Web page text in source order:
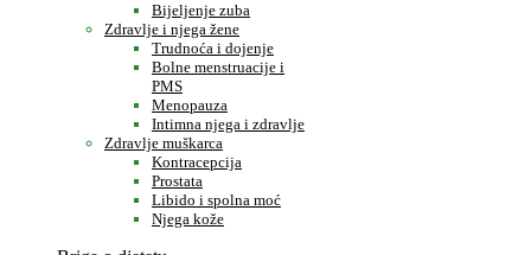
Bijeljenje zuba
Zdravlje i njega žene
Trudnoća i dojenje
Bolne menstruacije i
PMS
Menopauza
Intimna njega i zdravlje
Zdravlje muškarca
Kontracepcija
Prostata
Libido i spolna moć
Njega kože